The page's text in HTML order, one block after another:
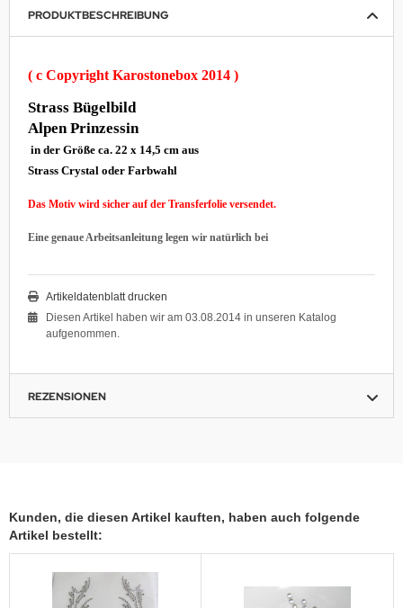
PRODUKTBESCHREIBUNG
( c Copyright Karostonebox 2014 )
Strass Bügelbild
Alpen Prinzessin
in der Größe ca. 22 x 14,5 cm aus
Strass Crystal oder Farbwahl
Das Motiv wird sicher auf der Transferfolie versendet.
Eine genaue Arbeitsanleitung legen wir natürlich bei
Artikeldatenblatt drucken
Diesen Artikel haben wir am 03.08.2014 in unseren Katalog
aufgenommen.
REZENSIONEN
Kunden, die diesen Artikel kauften, haben auch folgende
Artikel bestellt: